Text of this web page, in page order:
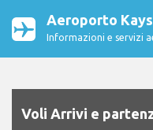
Aeroporto
Informazioni e servizi
Voli Arrivi e